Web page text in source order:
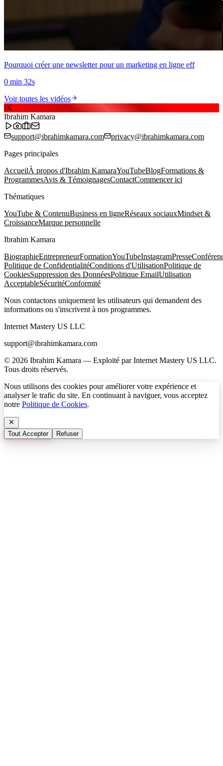
Pourquoi créer une newsletter pour un marketing en ligne eff
0 min 32s
Voir toutes les vidéos
IK
Ibrahim Kamara
support@ibrahimkamara.com
privacy@ibrahimkamara.com
Pages principales
AccueilÀ propos d'Ibrahim KamaraYouTubeBlogFormations &
ProgrammesAvis & TémoignagesContactCommencer ici
Thématiques
YouTube & ContenuBusiness en ligneRéseaux sociauxMindset &
CroissanceMarque personnelle
Ibrahim Kamara
BiographieEntrepreneurFormationYouTubeInstagramPresse
Politique de ConfidentialitéConditions d'UtilisationPolitique de
CookiesSuppression des DonnéesPolitique EmailUtilisation
AcceptableSécuritéConformité
Nous contactons uniquement les utilisateurs qui demandent des
informations ou s'inscrivent à nos programmes.
Internet Mastery US LLC
support@ibrahimkamara.com
© 2026 Ibrahim Kamara — Exploité par Internet Mastery US LLC.
Tous droits réservés.
Nous utilisons des cookies pour améliorer votre expérience et
analyser le trafic du site. En continuant à naviguer, vous acceptez
notre Politique de Cookies.
Tout Accepter Refuser